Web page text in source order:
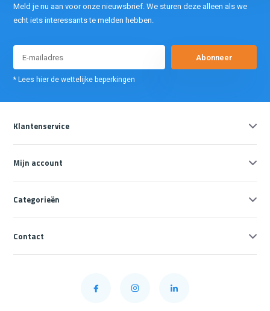
Meld je nu aan voor onze nieuwsbrief. We sturen deze alleen als we
echt iets interessants te melden hebben.
Abonneer
* Lees hier de wettelijke beperkingen
Klantenservice
Mijn account
Categorieën
Contact